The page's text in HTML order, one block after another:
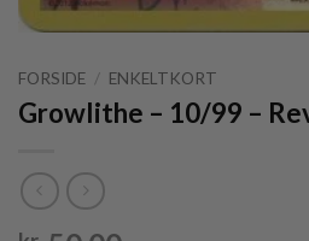
FORSIDE / ENKELTKORT
Growlithe – 10/99 –